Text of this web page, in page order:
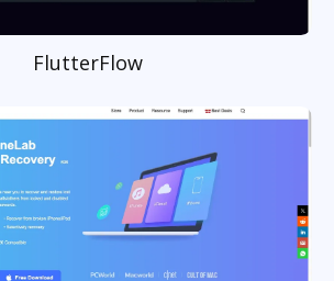
FlutterFlow